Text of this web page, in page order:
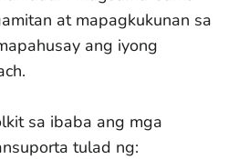
at mapagkukunan sa
ang iyong
sa ibaba ang mga
tulad ng: